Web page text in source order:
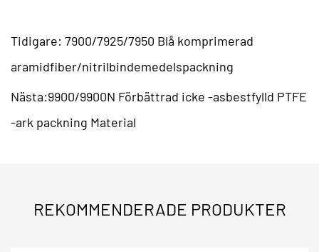
och erbjuder kemisk motstånd, termisk stabilitet
och flexibilitet, vilket gör det till ett viktigt val för
flänsanslutningar i rörledningar, kemiska växter och
högtryckssystem.
Fastigheter Extremtemperaturer från -328 ° F till
Tidigare: 7900/7925/7950 Blå komprimerad
aramidfiber/nitrilbindemedelspackning
Nästa:9900/9900N Förbättrad icke -asbestfylld PTFE
-ark packning Material
REKOMMENDERADE PRODUKTER